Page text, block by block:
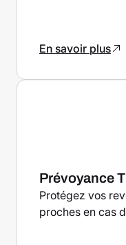
En savoir plus
Prévoyance
Protégez vos
proches en cas